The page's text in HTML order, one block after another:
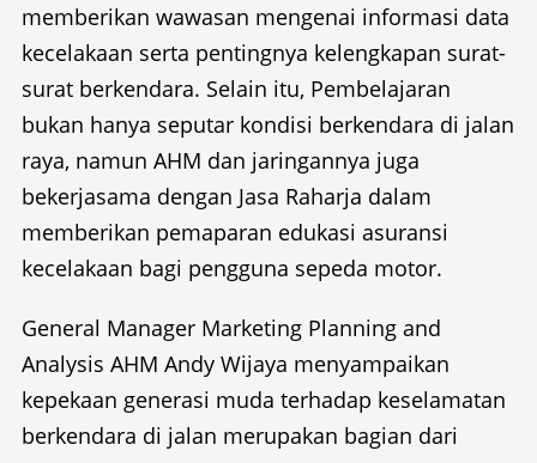
memberikan wawasan mengenai informasi data
kecelakaan serta pentingnya kelengkapan surat-
surat berkendara. Selain itu, Pembelajaran
bukan hanya seputar kondisi berkendara di jalan
raya, namun AHM dan jaringannya juga
bekerjasama dengan Jasa Raharja dalam
memberikan pemaparan edukasi asuransi
kecelakaan bagi pengguna sepeda motor.
General Manager Marketing Planning and
Analysis AHM Andy Wijaya menyampaikan
kepekaan generasi muda terhadap keselamatan
berkendara di jalan merupakan bagian dari